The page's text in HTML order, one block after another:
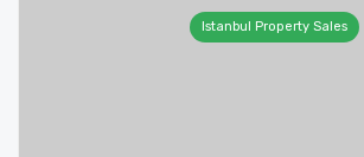
Istanbul Property Sales